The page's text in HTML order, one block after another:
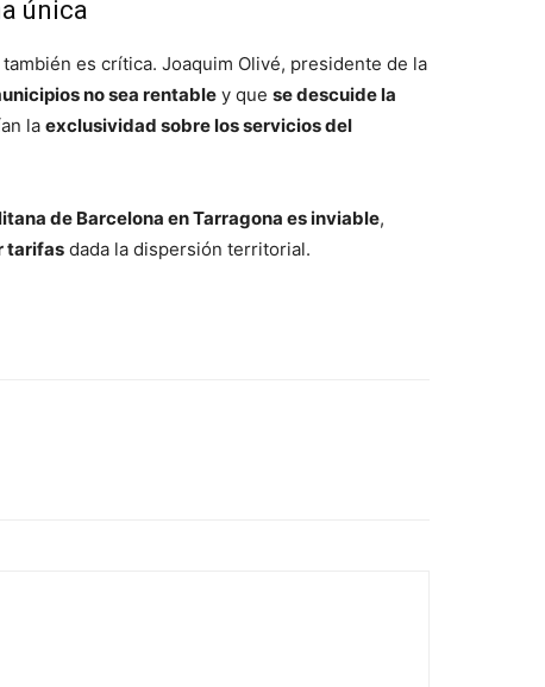
única
es crítica. Joaquim Olivé, presidente de la
no sea rentable y que se descuide la
la exclusividad sobre los servicios del
de Barcelona en Tarragona es inviable,
tarifas dada la dispersión territorial.